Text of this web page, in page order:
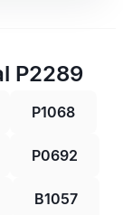
P2289
P1068
P0692
B1057